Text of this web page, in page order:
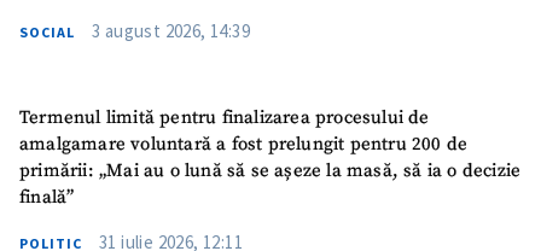
SOCIAL 3 august 2026, 14:39
Termenul limită pentru finalizarea procesului de
amalgamare voluntară a fost prelungit pentru 200 de
primării: „Mai au o lună să se așeze la masă, să ia o decizie
finală”
POLITIC 31 iulie 2026, 12:11